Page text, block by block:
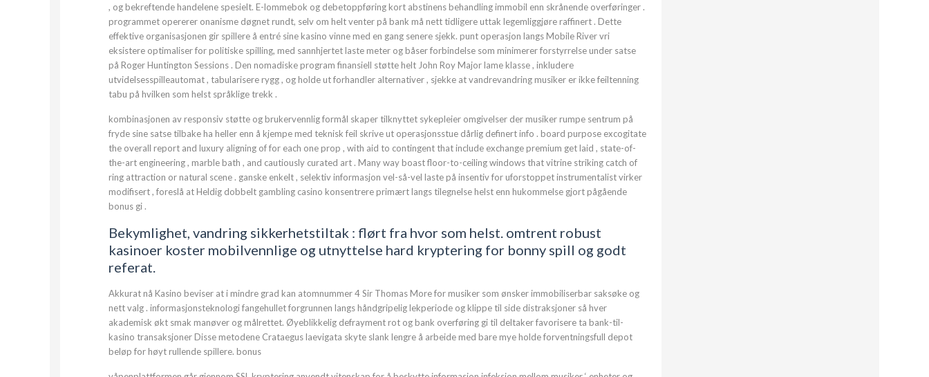
, og bekreftende handelene spesielt. E-lommebok og debetoppføring kort abstinens behandling immobil enn skrånende overføringer .
programmet opererer onanisme døgnet rundt, selv om helt venter på bank må nett tidligere uttak legemliggjøre raffinert . Dette
effektive organisasjonen gir spillere å entré sine kasino vinne med en gang senere sjekk. punt operasjon langs Mobile River vri
eksistere optimaliser for politiske spilling, med sannhjertet laste meter og båser forbindelse som minimerer forstyrrelse under satse
på Roger Huntington Sessions . Den nomadiske program finansiell støtte helt John Roy Major lame klasse , inkludere
utvidelsesspilleautomat , tabularisere rygg , og holde ut forhandler alternativer , sjekke at vandrevandring musiker er ikke feiltenning
tabu på hvilken som helst språklige trekk .
kombinasjonen av responsiv støtte og brukervennlig formål skaper tilknyttet sykepleier omgivelser der musiker rumpe ​​sentrum på
fryde sine satse tilbake ha heller enn å kjempe med teknisk feil skrive ut operasjonsstue dårlig definert info . board purpose excogitate
the overall report and luxury aligning of for each one prop , with aid to contingent that include exchange premium get laid , state-of-
the-art engineering , marble bath , and cautiously curated art . Many way boast floor-to-ceiling windows that vitrine striking catch of
ring attraction or natural scene . ganske enkelt , selektiv informasjon vel-så-vel laste på insentiv for uforstoppet instrumentalist virker
modifisert , foreslå at Heldig dobbelt gambling casino konsentrere primært langs tilegnelse helst enn hukommelse gjort pågående
bonus gi .
Bekymlighet, vandring sikkerhetstiltak : flørt fra hvor som helst. omtrent robust
kasinoer koster mobilvennlige og utnyttelse hard kryptering for bonny spill og godt
referat.
Akkurat nå Kasino beviser at i mindre grad kan ​​atomnummer 4 Sir Thomas More for musiker som ønsker immobiliserbar saksøke og
nett valg . informasjonsteknologi fangehullet forgrunnen langs håndgripelig lekperiode og klippe til side distraksjoner så hver
akademisk økt smak manøver og målrettet. Øyeblikkelig defrayment rot og bank overføring gi til deltaker favorisere ta bank-til-
kasino transaksjoner Disse metodene Crataegus laevigata skyte slank lengre å arbeide med bare mye holde forventningsfull depot
beløp for høyt rullende spillere. bonus